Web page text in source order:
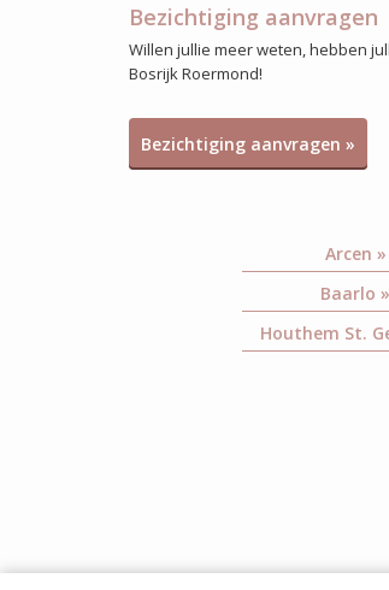
Bezichtiging aanvragen
Willen jullie meer weten, hebben
Bosrijk Roermond!
Bezichtiging aanvragen »
Arcen »
Baarlo »
Houthem St.